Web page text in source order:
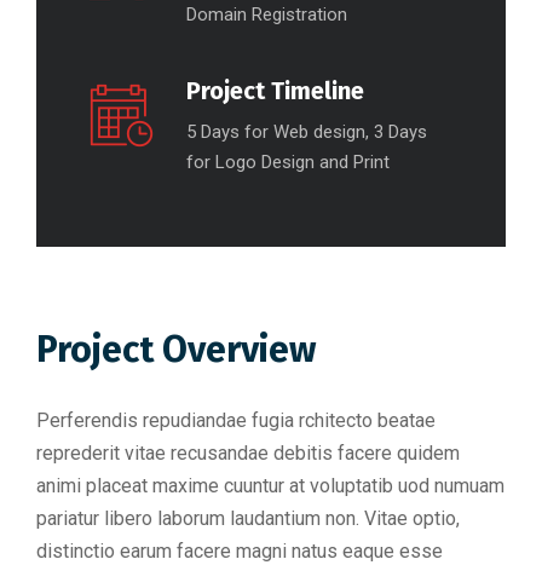
Domain Registration
Project Timeline
5 Days for Web design, 3 Days
for Logo Design and Print
Project Overview
Perferendis repudiandae fugia rchitecto beatae
reprederit vitae recusandae debitis facere quidem
animi placeat maxime cuuntur at voluptatib uod numuam
pariatur libero laborum laudantium non. Vitae optio,
distinctio earum facere magni natus eaque esse